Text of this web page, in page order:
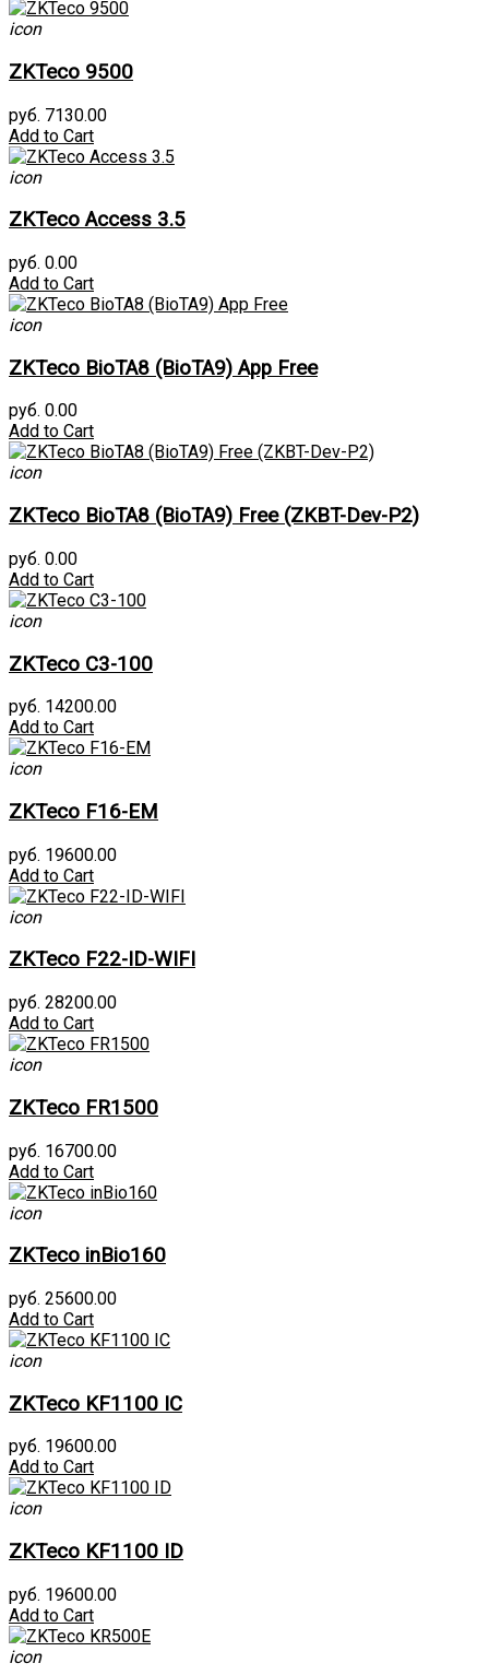
icon
ZKTeco 9500
руб. 7130.00
Add to Cart
icon
ZKTeco Access 3.5
руб. 0.00
Add to Cart
icon
ZKTeco BioTA8 (BioTA9) App Free
руб. 0.00
Add to Cart
icon
ZKTeco BioTA8 (BioTA9) Free (ZKBT-Dev-P2)
руб. 0.00
Add to Cart
icon
ZKTeco C3-100
руб. 14200.00
Add to Cart
icon
ZKTeco F16-EM
руб. 19600.00
Add to Cart
icon
ZKTeco F22-ID-WIFI
руб. 28200.00
Add to Cart
icon
ZKTeco FR1500
руб. 16700.00
Add to Cart
icon
ZKTeco inBio160
руб. 25600.00
Add to Cart
icon
ZKTeco KF1100 IC
руб. 19600.00
Add to Cart
icon
ZKTeco KF1100 ID
руб. 19600.00
Add to Cart
icon